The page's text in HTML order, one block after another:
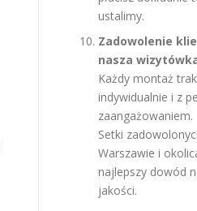
ustalimy.
Zadowolenie
nasza
Każdy montaż
indywidualnie i z
zaangażowaniem.
Setki
Warszawie i
najlepszy dowód
jakości.